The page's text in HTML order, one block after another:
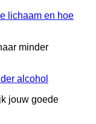
lichaam en hoe
alcohol